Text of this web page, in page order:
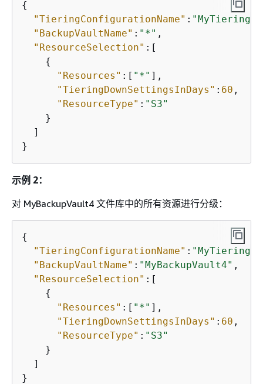
{
"TieringConfigurationName" :
"BackupVaultName" : "*" ,
"ResourceSelection" :[
{
"Resources" :[ "*" ],
"TieringDownSettingsInDays" : 60 ,
"ResourceType" : "S3"
    }
  ]
}
示例 2：
对 MyBackupVault4 文件库中的所有资源进行分级：
{
"TieringConfigurationName" :
"BackupVaultName" : "MyBackupVault4" ,
"ResourceSelection" :[
{
"Resources" :[ "*" ],
"TieringDownSettingsInDays" : 60 ,
"ResourceType" : "S3"
    }
  ]
}